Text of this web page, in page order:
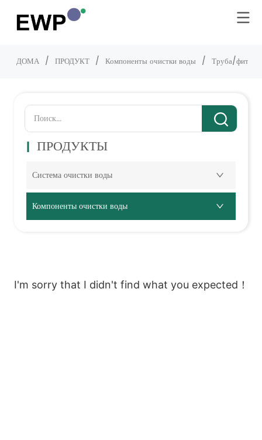
ДОМА / ПРОДУКТ / Компоненты очистки воды / Труба/
ПРОДУКТЫ
Система очистки воды
Компоненты очистки воды
I'm sorry that I didn't find what you expected！